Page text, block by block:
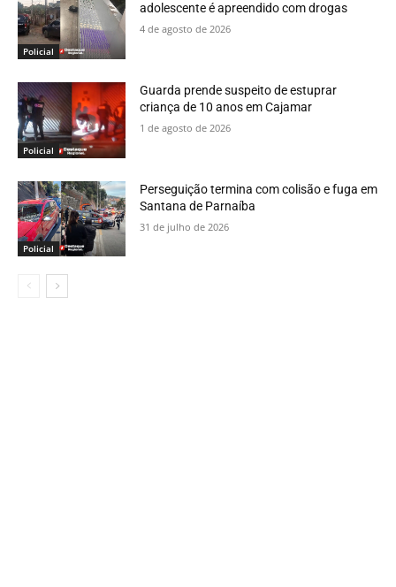
Policial
adolescente é apreendido com drogas
4 de agosto de 2026
Policial
Guarda prende suspeito de estuprar
criança de 10 anos em Cajamar
1 de agosto de 2026
Policial
Perseguição termina com colisão e fuga em
Santana de Parnaíba
31 de julho de 2026